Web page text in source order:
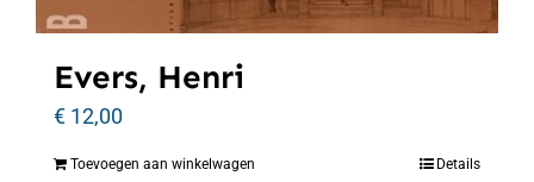
Evers, Henri
€ 12,00
Toevoegen aan winkelwagen Details